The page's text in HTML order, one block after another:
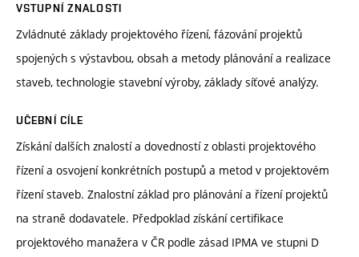
VSTUPNÍ ZNALOSTI
Zvládnuté základy projektového řízení, fázování projektů
spojených s výstavbou, obsah a metody plánování a realizace
staveb, technologie stavební výroby, základy síťové analýzy.
UČEBNÍ CÍLE
Získání dalších znalostí a dovedností z oblasti projektového
řízení a osvojení konkrétních postupů a metod v projektovém
řízení staveb. Znalostní základ pro plánování a řízení projektů
na straně dodavatele. Předpoklad získání certifikace
projektového manažera v ČR podle zásad IPMA ve stupni D